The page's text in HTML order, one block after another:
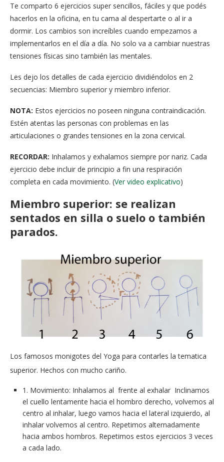
Te comparto 6 ejercicios super sencillos, fáciles y que podés
hacerlos en la oficina, en tu cama al despertarte o al ir a
dormir. Los cambios son increíbles cuando empezamos a
implementarlos en el día a día. No solo va a cambiar nuestras
tensiones físicas sino también las mentales.
Les dejo los detalles de cada ejercicio dividiéndolos en 2
secuencias: Miembro superior y miembro inferior.
NOTA: Estos ejercicios no poseen ninguna contraindicación.
Estén atentas las personas con problemas en las
articulaciones o grandes tensiones en la zona cervical.
RECORDAR: Inhalamos y exhalamos siempre por nariz. Cada
ejercicio debe incluir de principio a fin una respiración
completa en cada movimiento. (Ver video explicativo)
Miembro superior: se realizan
sentados en silla o suelo o también
parados.
Los famosos monigotes del Yoga para contarles la tematica
superior. Hechos con mucho cariño.
1. Movimiento: Inhalamos al frente al exhalar Inclinamos
el cuello lentamente hacia el hombro derecho, volvemos al
centro al inhalar, luego vamos hacia el lateral izquierdo, al
inhalar volvemos al centro. Repetimos alternadamente
hacia ambos hombros. Repetimos estos ejercicios 3 veces
a cada lado.